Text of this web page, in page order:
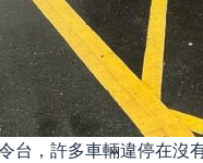
台，許多車輛違停在